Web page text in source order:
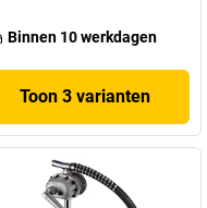
Binnen 10 werkdagen
Toon 3 varianten